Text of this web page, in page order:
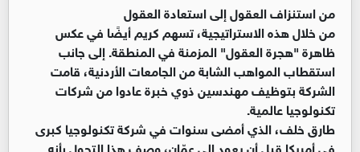
من استنزاف العقول إلى استعادة العقول
من خلال هذه الاستراتيجية، تسهم كريم أيضًا في عكس
ظاهرة "هجرة العقول" المزمنة في المنطقة. إلى جانب
استقطاب المواهب الشابة من الجامعات الأردنية، قامت
الشركة بتوظيف مهندسين ذوي خبرة عادوا من شركات
تكنولوجيا عالمية.
طارق خلف، الذي أمضى سنوات في شركة تكنولوجيا كبرى
في أمريكا قبل أن يعود إلى عمّان، وصف هذا التحول بأنه